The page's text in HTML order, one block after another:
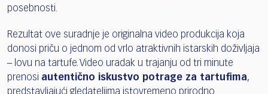
posebnosti.
Rezultat ove suradnje je originalna video produkcija koja
donosi priču o jednom od vrlo atraktivnih istarskih doživljaja
– lovu na tartufe. Video uradak u trajanju od tri minute
prenosi autentično iskustvo potrage za tartufima,